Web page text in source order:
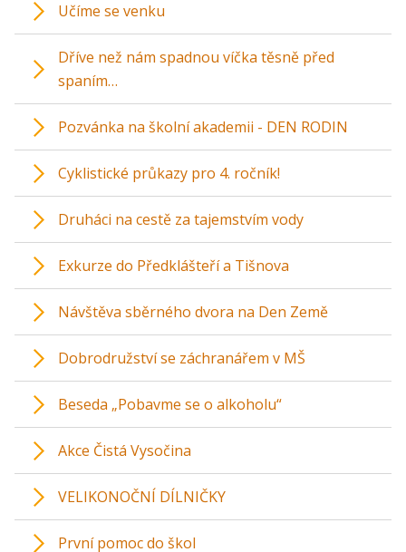
Učíme se venku
Dříve než nám spadnou víčka těsně před
spaním…
Pozvánka na školní akademii - DEN RODIN
Cyklistické průkazy pro 4. ročník!
Druháci na cestě za tajemstvím vody
Exkurze do Předklášteří a Tišnova
Návštěva sběrného dvora na Den Země
Dobrodružství se záchranářem v MŠ
Beseda „Pobavme se o alkoholu“
Akce Čistá Vysočina
VELIKONOČNÍ DÍLNIČKY
První pomoc do škol